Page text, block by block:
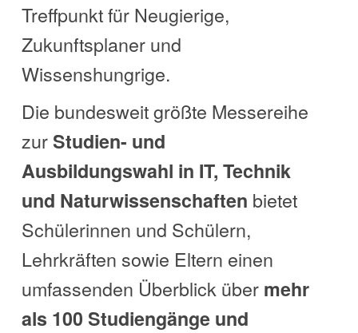
Treffpunkt für Neugierige,
Zukunftsplaner und
Wissenshungrige.
Die bundesweit größte Messereihe
zur Studien- und
Ausbildungswahl in IT, Technik
und Naturwissenschaften bietet
Schülerinnen und Schülern,
Lehrkräften sowie Eltern einen
umfassenden Überblick über mehr
als 100 Studiengänge und